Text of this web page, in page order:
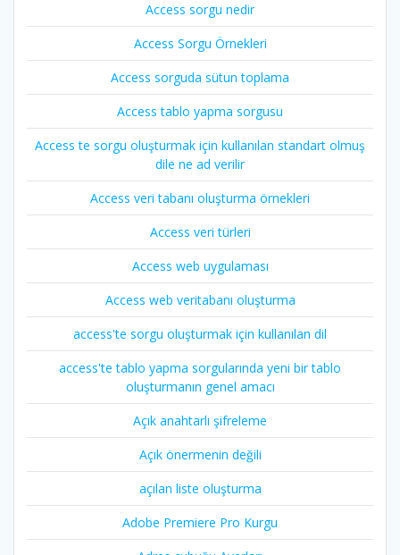
Access sorgu nedir
Access Sorgu Örnekleri
Access sorguda sütun toplama
Access tablo yapma sorgusu
Access te sorgu oluşturmak için kullanılan standart olmuş
dile ne ad verilir
Access veri tabanı oluşturma örnekleri
Access veri türleri
Access web uygulaması
Access web veritabanı oluşturma
access'te sorgu oluşturmak için kullanılan dil
access'te tablo yapma sorgularında yeni bir tablo
oluşturmanın genel amacı
Açık anahtarlı şifreleme
Açık önermenin değili
açılan liste oluşturma
Adobe Premiere Pro Kurgu